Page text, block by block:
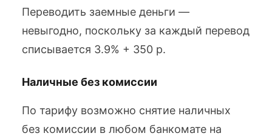
Переводить заемные деньги —
невыгодно, поскольку за каждый перевод
списывается 3.9% + 350 р.
Наличные без комиссии
По тарифу возможно снятие наличных
без комиссии в любом банкомате на